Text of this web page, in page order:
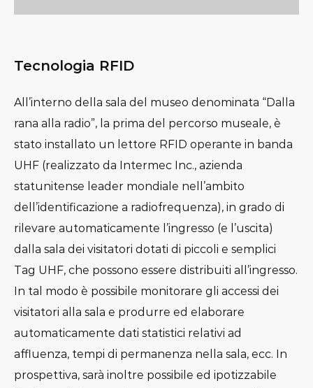
Tecnologia RFID
All’interno della sala del museo denominata “Dalla
rana alla radio”, la prima del percorso museale, è
stato installato un lettore RFID operante in banda
UHF (realizzato da Intermec Inc., azienda
statunitense leader mondiale nell’ambito
dell’identificazione a radiofrequenza), in grado di
rilevare automaticamente l’ingresso (e l’uscita)
dalla sala dei visitatori dotati di piccoli e semplici
Tag UHF, che possono essere distribuiti all’ingresso.
In tal modo è possibile monitorare gli accessi dei
visitatori alla sala e produrre ed elaborare
automaticamente dati statistici relativi ad
affluenza, tempi di permanenza nella sala, ecc. In
prospettiva, sarà inoltre possibile ed ipotizzabile